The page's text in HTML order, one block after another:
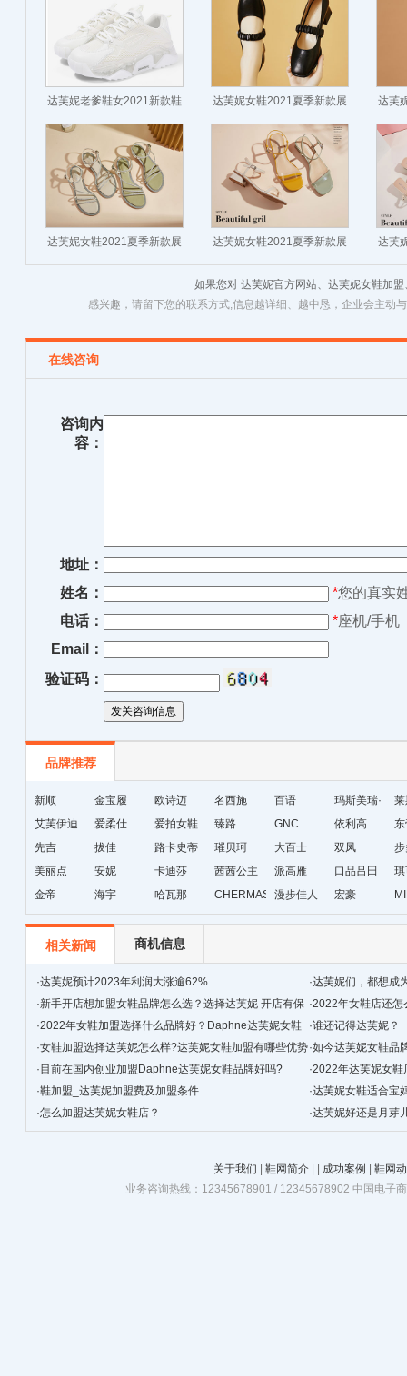
达芙妮老爹鞋女2021新款鞋
子女春秋运动休闲鞋
达芙妮女鞋2021夏季新款展
示
达芙
达芙妮女鞋2021夏季新款展
示
达芙妮女鞋2021夏季新款展
示
达芙
如果您对 达芙妮官方网站、达芙妮女鞋加
感兴趣，请留下您的联系方式,信息越详细、越中恳，企业会主动
在线咨询
咨询内
容：
地址：
姓名：
*您的真实
电话：
*座机/手机
Email：
验证码：
品牌推荐
新顺 金宝履 欧诗迈 名西施 百语
玛斯美瑞·
琳
艾芙伊迪
爱柔仕 爱拍女鞋 臻路 GNC 依利高
先吉
拔佳
路卡史蒂
芙
璀贝珂 大百士 双凤
美丽点
安妮 卡迪莎 茜茜公主 派高雁 口品吕田
金帝
海宇 哈瓦那 CHERMAS&KAETH
漫步佳人 宏豪
相关新闻 商机信息
·达芙妮预计2023年利润大涨逾62% ·达芙妮们，都想成
·新手开店想加盟女鞋品牌怎么选？选择达芙妮 开店有保
障
·2022年女鞋店还怎
·2022年女鞋加盟选择什么品牌好？Daphne达芙妮女鞋
带你走向财富
·谁还记得达芙妮？
·女鞋加盟选择达芙妮怎么样?达芙妮女鞋加盟有哪些优势
值得选择
·如今达芙妮女鞋品
· 目前在国内创业加盟Daphne达芙妮女鞋品牌好吗? ·2022年达芙妮女鞋
·鞋加盟_达芙妮加盟费及加盟条件 ·达芙妮女鞋适合宝
·怎么加盟达芙妮女鞋店？ ·达芙妮好还是月芽
关于我们 鞋网简介 成功案例
鞋网
业务咨询热线：12345678901 / 12345678902 中国电子